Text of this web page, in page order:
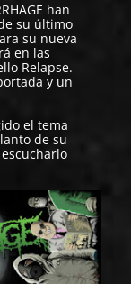
han
su último
su nueva
en las
Relapse.
y un
el tema
de su